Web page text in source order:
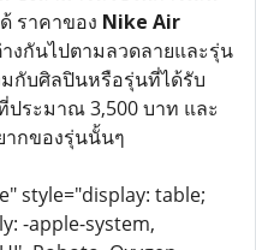
ราคาของ Nike Air
งกันไปตามลวดลายและรุ่น
กับศิลปินหรือรุ่นที่ได้รับ
ระมาณ 3,500 บาท และ
กของรุ่นนั้นๆ
style="display: table;
-apple-system,